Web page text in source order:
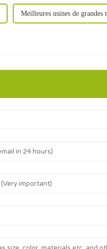
Meilleures usines de grandes